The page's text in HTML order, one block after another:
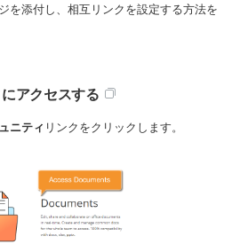
を添付し、相互リンクを設定する方法を
アクセスする
ニティ リンクをクリックします。